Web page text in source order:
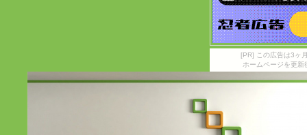
[PR] この広告は3ヶ
ホームページを更